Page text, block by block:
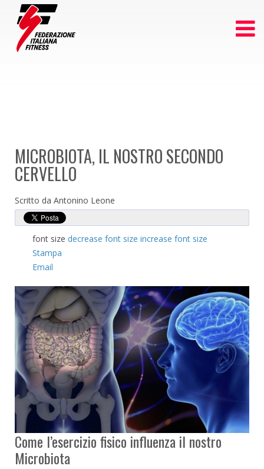
MICROBIOTA, IL NOSTRO SECONDO
CERVELLO
Scritto da Antonino Leone
font size decrease font size increase font size
Stampa
Email
Come l’esercizio fisico influenza il nostro
Microbiota